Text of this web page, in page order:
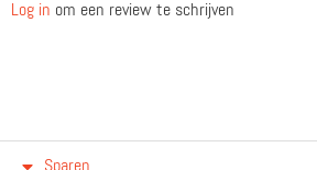
Log in om een review te schrijven